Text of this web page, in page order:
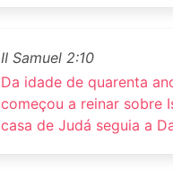
II Samuel 2:10
Da idade de quarenta
começou a reinar sobre
casa de Judá seguia a